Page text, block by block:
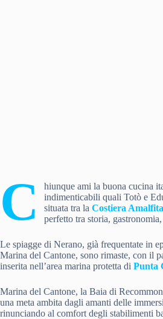
C hiunque ami la buona cucina
indimenticabili quali Totò e
situata tra la Costiera
perfetto tra storia,
Le spiagge di Nerano, già frequentate in
Marina del Cantone, sono rimaste, con il
inserita nell’area marina protetta di Punta
Marina del Cantone, la Baia di
una meta ambita dagli amanti delle
rinunciando al comfort degli stabilimenti